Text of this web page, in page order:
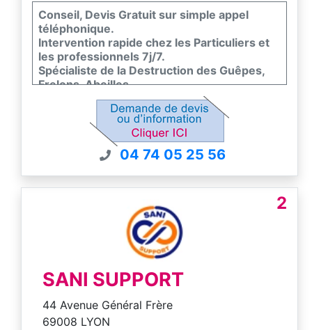
Conseil, Devis Gratuit sur simple appel
téléphonique.
Intervention rapide chez les Particuliers et
les professionnels 7j/7.
Spécialiste de la Destruction des Guêpes,
Frelons, Abeilles.
Toutes hauteurs - Traitement avec garantie
Agrément Ministériel et RC professionnelle
04 74 05 25 56
2
SANI SUPPORT
44 Avenue Général Frère
69008 LYON